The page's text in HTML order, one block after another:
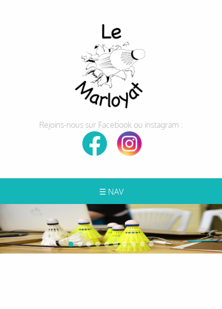
Rejoins-nous sur Facebook ou instagram :
☰ NAV